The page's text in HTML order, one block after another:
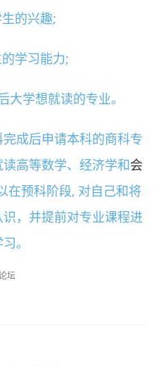
的兴趣;
学习能力;
大学想就读的专业。
成后申请本科的商科专
高等数学、经济学和会
在预科阶段, 对自己和将
，并提前对专业课程进
。
坛